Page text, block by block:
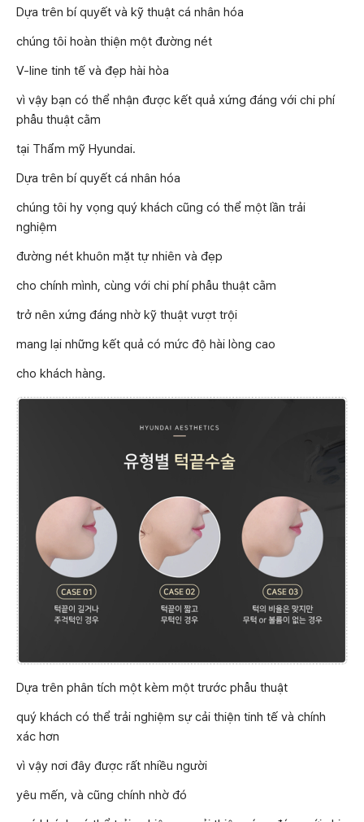
Dựa trên bí quyết và kỹ thuật cá nhân hóa
chúng tôi hoàn thiện một đường nét
V-line tinh tế và đẹp hài hòa
vì vậy bạn có thể nhận được kết quả xứng đáng với chi phí
phẫu thuật cằm
tại Thẩm mỹ Hyundai.
Dựa trên bí quyết cá nhân hóa
chúng tôi hy vọng quý khách cũng có thể một lần trải
nghiệm
đường nét khuôn mặt tự nhiên và đẹp
cho chính mình, cùng với chi phí phẫu thuật cằm
trở nên xứng đáng nhờ kỹ thuật vượt trội
mang lại những kết quả có mức độ hài lòng cao
cho khách hàng.
Dựa trên phân tích một kèm một trước phẫu thuật
quý khách có thể trải nghiệm sự cải thiện tinh tế và chính
xác hơn
vì vậy nơi đây được rất nhiều người
yêu mến, và cũng chính nhờ đó